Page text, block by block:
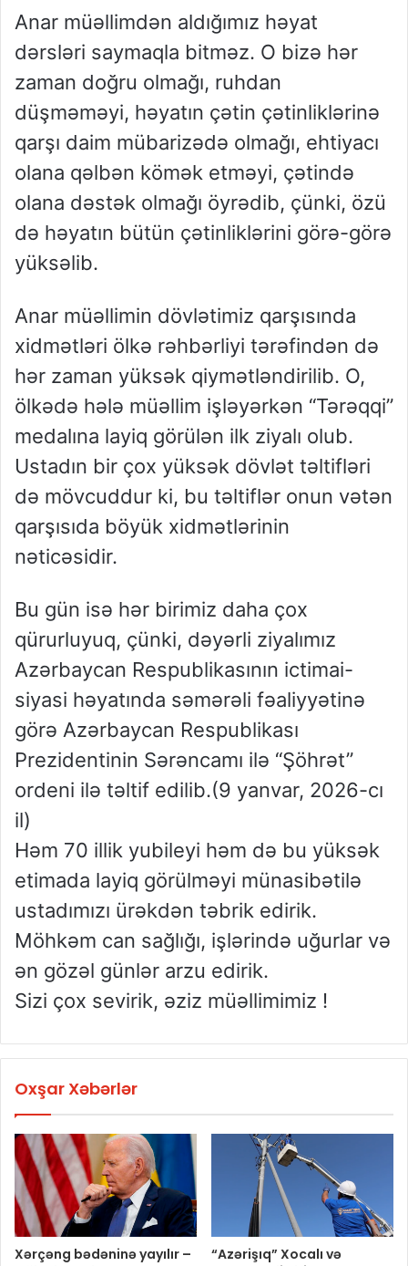
Anar müəllimdən aldığımız həyat
dərsləri saymaqla bitməz. O bizə hər
zaman doğru olmağı, ruhdan
düşməməyi, həyatın çətin çətinliklərinə
qarşı daim mübarizədə olmağı, ehtiyacı
olana qəlbən kömək etməyi, çətində
olana dəstək olmağı öyrədib, çünki, özü
də həyatın bütün çətinliklərini görə-görə
yüksəlib.
Anar müəllimin dövlətimiz qarşısında
xidmətləri ölkə rəhbərliyi tərəfindən də
hər zaman yüksək qiymətləndirilib. O,
ölkədə hələ müəllim işləyərkən “Tərəqqi”
medalına layiq görülən ilk ziyalı olub.
Ustadın bir çox yüksək dövlət təltifləri
də mövcuddur ki, bu təltiflər onun vətən
qarşısıda böyük xidmətlərinin
nəticəsidir.
Bu gün isə hər birimiz daha çox
qürurluyuq, çünki, dəyərli ziyalımız
Azərbaycan Respublikasının ictimai-
siyasi həyatında səmərəli fəaliyyətinə
görə Azərbaycan Respublikası
Prezidentinin Sərəncamı ilə “Şöhrət”
ordeni ilə təltif edilib.(9 yanvar, 2026-cı
il)
Həm 70 illik yubileyi həm də bu yüksək
etimada layiq görülməyi münasibətilə
ustadımızı ürəkdən təbrik edirik.
Möhkəm can sağlığı, işlərində uğurlar və
ən gözəl günlər arzu edirik.
Sizi çox sevirik, əziz müəllimimiz !
Oxşar Xəbərlər
Xərçəng bədəninə yayılır –
“Azərişıq” Xocalı və